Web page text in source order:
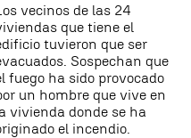
vecinos de las 24
que tiene el
tuvieron que ser
Sospechan que
fuego ha sido provocado
un hombre que vive en
vivienda donde se ha
el incendio.